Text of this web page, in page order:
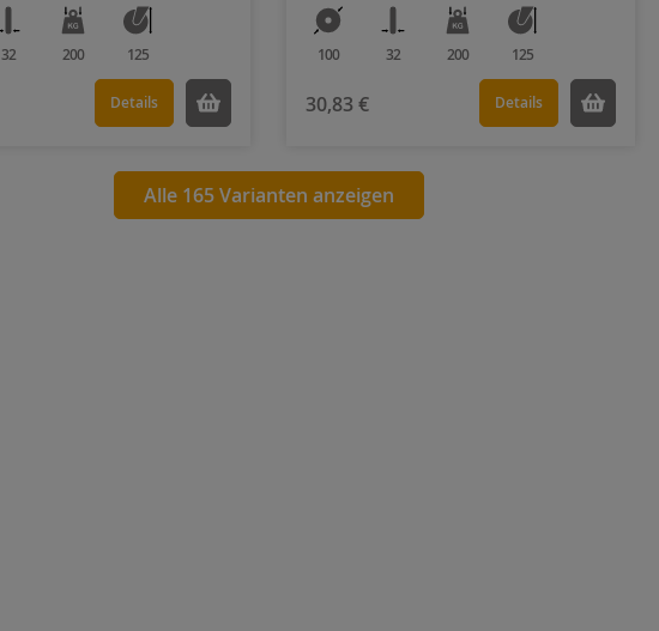
32 200 125
Details
100 32 200 125
30,83 € Details
Alle 165 Varianten anzeigen